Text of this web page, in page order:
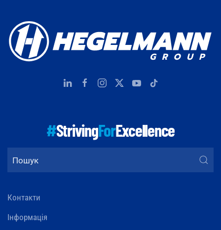
#StrivingForExcellence
Контакти
Інформація